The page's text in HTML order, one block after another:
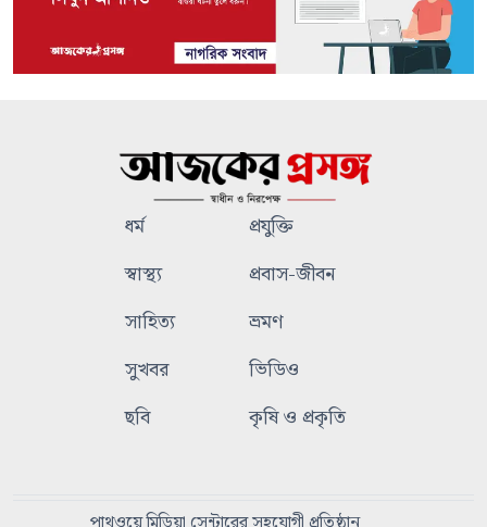
ধর্ম
প্রযুক্তি
স্বাস্থ্য
প্রবাস-জীবন
সাহিত্য
ভ্রমণ
সুখবর
ভিডিও
ছবি
কৃষি ও প্রকৃতি